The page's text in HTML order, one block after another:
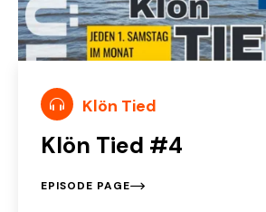
Klön Tied
Klön Tied #4
EPISODE PAGE